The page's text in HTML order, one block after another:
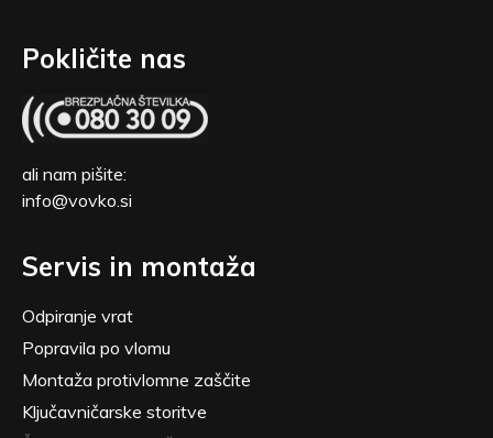
Pokličite nas
ali nam pišite:
info@vovko.si
Servis in montaža
Odpiranje vrat
Popravila po vlomu
Montaža protivlomne zaščite
Ključavničarske storitve